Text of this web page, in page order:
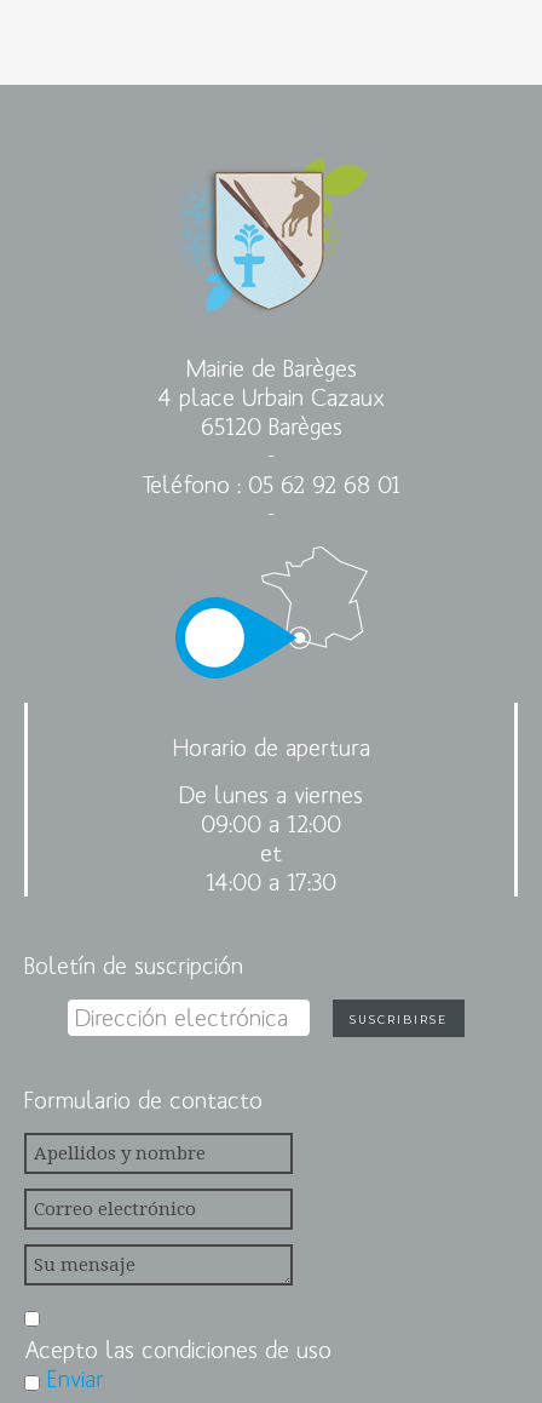
Mairie de Barèges
4 place Urbain Cazaux
65120 Barèges
-
Teléfono : 05 62 92 68 01
-
Horario de apertura
De lunes a viernes
09:00 a 12:00
et
14:00 a 17:30
Boletín de suscripción
Formulario de contacto
Acepto las condiciones de uso
Enviar